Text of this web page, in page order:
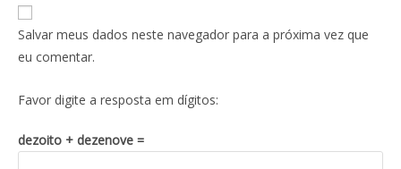
Salvar meus dados neste navegador para a próxima vez que
eu comentar.
Favor digite a resposta em dígitos:
dezoito + dezenove =